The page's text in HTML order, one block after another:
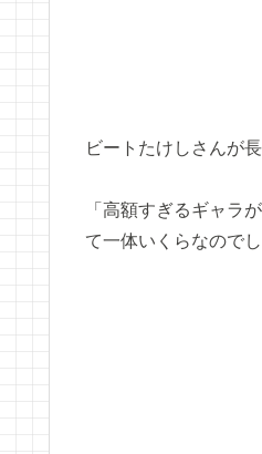
ビートたけしさんが
「高額すぎるギャラ
て一体いくらなので